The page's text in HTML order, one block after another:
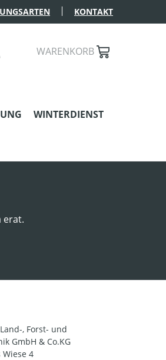
KONTAKT
MERKZETTEL
WARENKORB
WINTERDIENST
erat.
, Forst- und
GmbH & Co.KG
4